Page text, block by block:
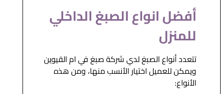
أفضل انواع الصبغ الداخلي
للمنزل
تتعدد أنواع الصبغ لدي شركة صبغ في ام القيوين
ويمكن للعميل اختيار الأنسب منها، ومن هذه
الأنواع: